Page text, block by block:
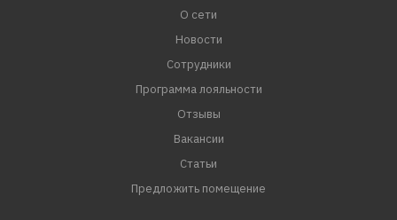
О сети
Новости
Сотрудники
Программа лояльности
Отзывы
Вакансии
Статьи
Предложить помещение